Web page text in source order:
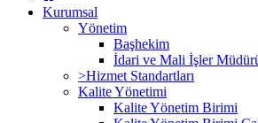
Kurumsal
Yönetim
Başhekim
İdari ve Mali İşler
>Hizmet Standartları
Kalite Yönetimi
Kalite Yönetim Birimi